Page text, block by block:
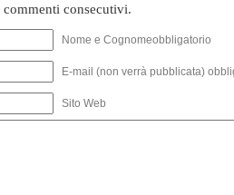
consecutivi.
Nome e Cognomeobbligatorio
E-mail (non verrà pubblicata)
Sito Web